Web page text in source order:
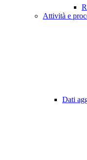
Attività e
Dati